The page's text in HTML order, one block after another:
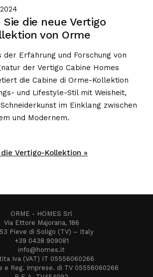
die neue Vertigo
von Orme
der Erfahrung und Forschung von
der Vertigo Cabine Homes
die Cabine di Orme-Kollektion
und Lifestyle-Stil mit Weisheit,
im Einklang zwischen
und Modernem.
Vertigo-Kollektion »
ORME - HOMES Srl
Via Ettore Majorana, 186
Pieve di Soligo (TV) – Italy
+39 0438 909081
info@homes.it
Iva (VAT) IT 05556060266
e Reg. Imprese. di TV 05556060266